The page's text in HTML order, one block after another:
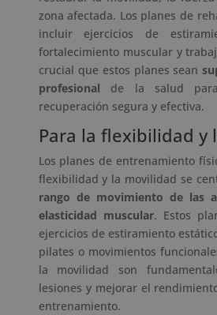
zona afectada. Los planes de
incluir ejercicios de
fortalecimiento muscular y
crucial que estos planes sean
profesional de la salud
recuperación segura y efectiva.
Para la flexibilidad y
Los planes de entrenamiento
flexibilidad y la movilidad se
rango de movimiento de las
elasticidad muscular. Estos
ejercicios de estiramiento
pilates o movimientos
la movilidad son
lesiones y mejorar el
entrenamiento.